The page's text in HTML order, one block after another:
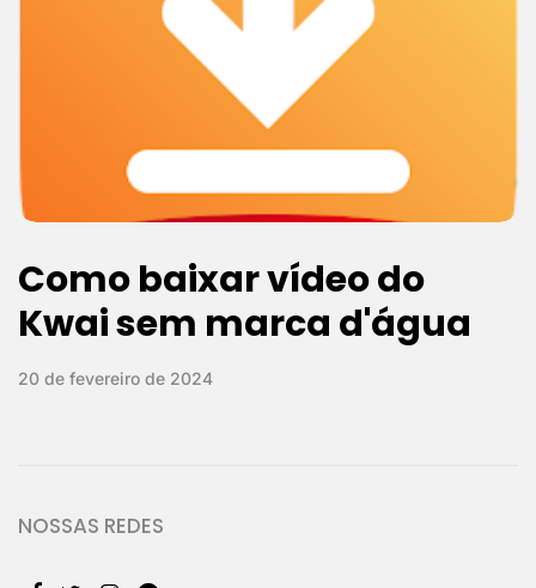
Como baixar vídeo do
Kwai sem marca d'água
20 de fevereiro de 2024
NOSSAS REDES